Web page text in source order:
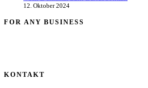
12. Oktober 2024
FOR ANY BUSINESS
KONTAKT